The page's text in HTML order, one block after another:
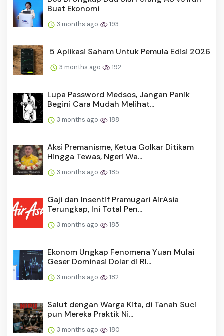
Buat Ekonomi
3 months ago 193
5 Aplikasi Saham Untuk Pemula Edisi 2026
3 months ago 192
Lupa Password Medsos, Jangan Panik
Begini Cara Mudah Melihat...
3 months ago 188
Aksi Premanisme, Ketua Golkar Ditikam
Hingga Tewas, Ngeri Wa...
3 months ago 185
Gaji dan Insentif Pramugari AirAsia
Terungkap, Ini Total Pen...
3 months ago 185
Ekonom Ungkap Fenomena Yuan Mulai
Geser Dominasi Dolar di RI...
3 months ago 182
Salut dengan Warga Kita, di Tanah Suci
pun Mereka Praktik Ni...
3 months ago 180